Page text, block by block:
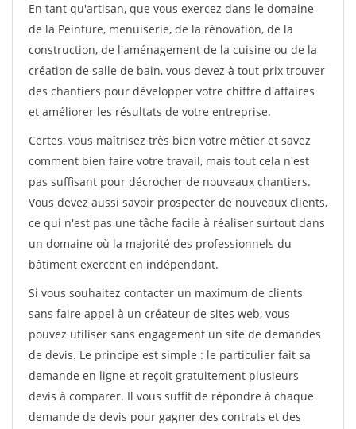
En tant qu'artisan, que vous exercez dans le domaine
de la Peinture, menuiserie, de la rénovation, de la
construction, de l'aménagement de la cuisine ou de la
création de salle de bain, vous devez à tout prix trouver
des chantiers pour développer votre chiffre d'affaires
et améliorer les résultats de votre entreprise.
Certes, vous maîtrisez très bien votre métier et savez
comment bien faire votre travail, mais tout cela n'est
pas suffisant pour décrocher de nouveaux chantiers.
Vous devez aussi savoir prospecter de nouveaux clients,
ce qui n'est pas une tâche facile à réaliser surtout dans
un domaine où la majorité des professionnels du
bâtiment exercent en indépendant.
Si vous souhaitez contacter un maximum de clients
sans faire appel à un créateur de sites web, vous
pouvez utiliser sans engagement un site de demandes
de devis. Le principe est simple : le particulier fait sa
demande en ligne et reçoit gratuitement plusieurs
devis à comparer. Il vous suffit de répondre à chaque
demande de devis pour gagner des contrats et des